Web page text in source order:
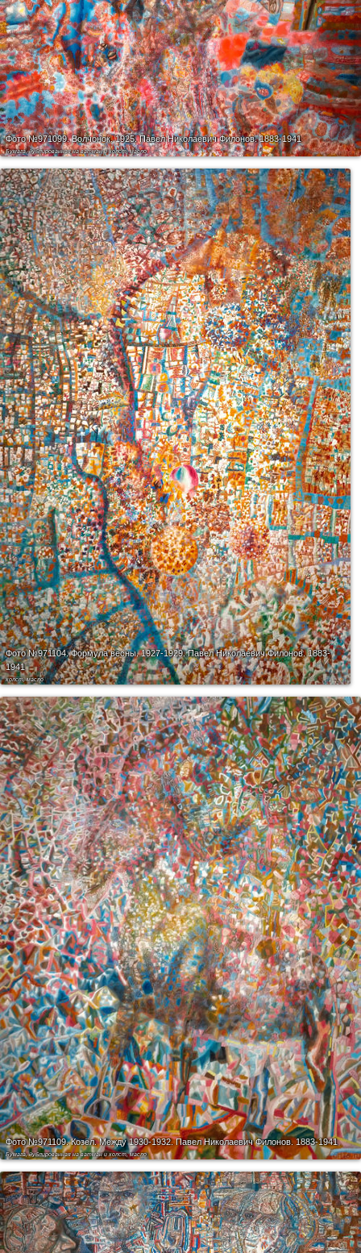
Фото №971099.Волчонок. 1925. Павел Николаевич Филонов. 1883-1941
Бумага, дублированная на ватман и холст, масло
Фото №971104.Формула весны. 1927-1929. Павел Николаевич Филонов. 1883-
1941
холст, масло
Фото №971109.Козёл. Между 1930-1932. Павел Николаевич Филонов. 1883-1941
Бумага, дублированная на ватман и холст, масло